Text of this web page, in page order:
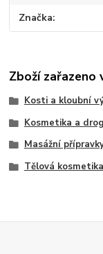
Značka
Zboží zařazeno
Kosti a kloubní
Kosmetika a
Masážní
Tělová kosmetika